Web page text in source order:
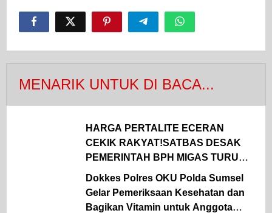
MENARIK UNTUK DI BACA...
HARGA PERTALITE ECERAN
CEKIK RAKYAT!SATBAS DESAK
PEMERINTAH BPH MIGAS TURUN
TANGAN
Dokkes Polres OKU Polda Sumsel
Gelar Pemeriksaan Kesehatan dan
Bagikan Vitamin untuk Anggota